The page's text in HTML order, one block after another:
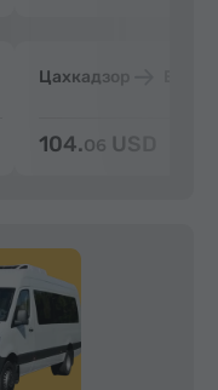
Цахкадзор
104.06 USD